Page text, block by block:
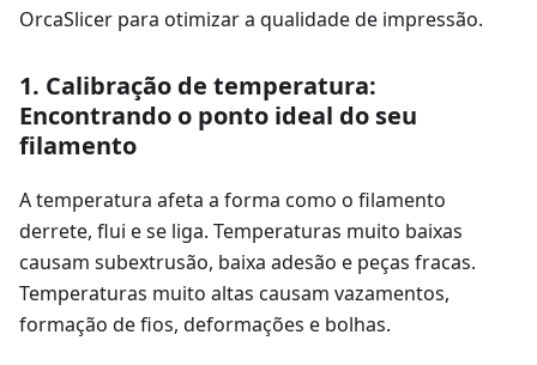
OrcaSlicer para otimizar a qualidade de impressão.
1. Calibração de temperatura:
Encontrando o ponto ideal do seu
filamento
A temperatura afeta a forma como o filamento
derrete, flui e se liga. Temperaturas muito baixas
causam subextrusão, baixa adesão e peças fracas.
Temperaturas muito altas causam vazamentos,
formação de fios, deformações e bolhas.